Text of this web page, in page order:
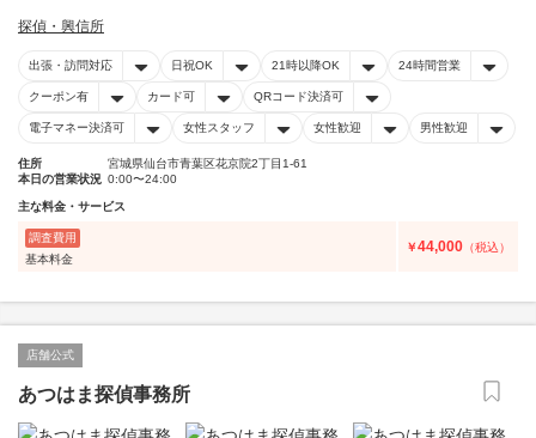
探偵・興信所
出張・訪問対応 日祝OK 21時以降OK 24時間営業
クーポン有 カード可 QRコード決済可
電子マネー決済可 女性スタッフ 女性歓迎 男性歓迎
住所
宮城県仙台市青葉区花京院2丁目1-61
本日の営業状況 0:00〜24:00
主な料金・サービス
調査費用
基本料金
￥44,000 （税込）
店舗公式
あつはま探偵事務所